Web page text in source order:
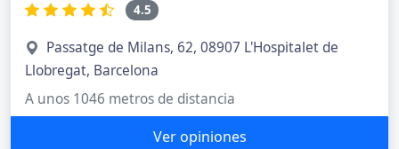
4.5
Passatge de Milans, 62, 08907 L'Hospitalet de
Llobregat, Barcelona
A unos 1046 metros de distancia
Ver opiniones